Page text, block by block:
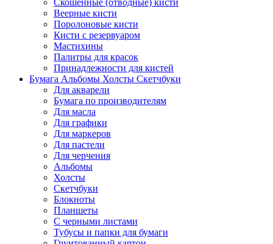
Скошенные (отводные) кисти
Веерные кисти
Поролоновые кисти
Кисти с резервуаром
Мастихины
Палитры для красок
Принадлежности для кистей
Бумага Альбомы Холсты Скетчбуки
Для акварели
Бумага по производителям
Для масла
Для графики
Для маркеров
Для пастели
Для черчения
Альбомы
Холсты
Скетчбуки
Блокноты
Планшеты
С черными листами
Тубусы и папки для бумаги